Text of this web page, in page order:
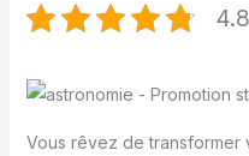
Vous rêvez de transformer